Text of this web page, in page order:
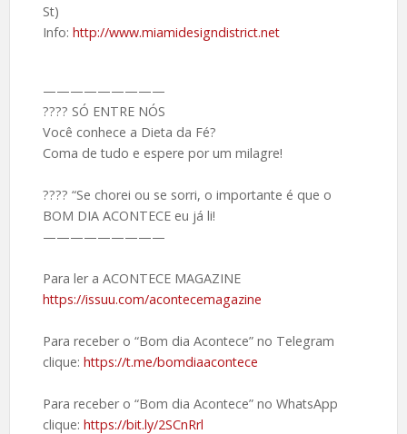
St)
Info: http://www.miamidesigndistrict.net
—————————
???? SÓ ENTRE NÓS
Você conhece a Dieta da Fé?
Coma de tudo e espere por um milagre!
???? “Se chorei ou se sorri, o importante é que o
BOM DIA ACONTECE eu já li!
—————————
Para ler a ACONTECE MAGAZINE
https://issuu.com/acontecemagazine
Para receber o “Bom dia Acontece” no Telegram
clique: https://t.me/bomdiaacontece
Para receber o “Bom dia Acontece” no WhatsApp
clique: https://bit.ly/2SCnRrl